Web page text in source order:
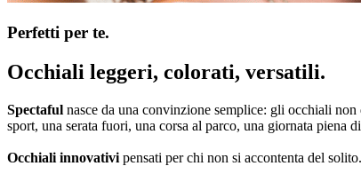
Perfetti per te.
Occhiali leggeri, colorati, versatili.
Spectaful nasce da una convinzione semplice: gli occhiali
sport, una serata fuori, una corsa al parco, una giornata piena
Occhiali innovativi pensati per chi non si accontenta del